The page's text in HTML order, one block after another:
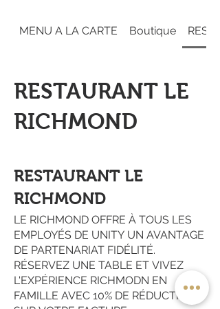
MENU A LA CARTE Boutique
RESTAURANT LE
RICHMOND
RESTAURANT LE
RICHMOND
LE RICHMOND OFFRE À TOUS LES
EMPLOYÉS DE UNITY UN AVANTAGE
DE PARTENARIAT FIDÉLITÉ.
RÉSERVEZ UNE TABLE ET VIVEZ
L'EXPÉRIENCE RICHMODN EN
FAMILLE AVEC 10% DE RÉDUCTION